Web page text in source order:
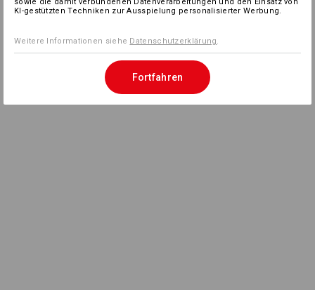
KI-gestützten Techniken zur Ausspielung personalisierter Werbung.
Weitere Informationen siehe Datenschutzerklärung.
Fortfahren